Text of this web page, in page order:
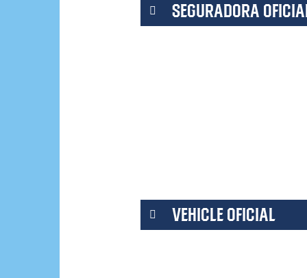
SEGURADORA
VEHICLE OFICIAL